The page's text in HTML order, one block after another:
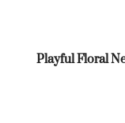
Playful Floral